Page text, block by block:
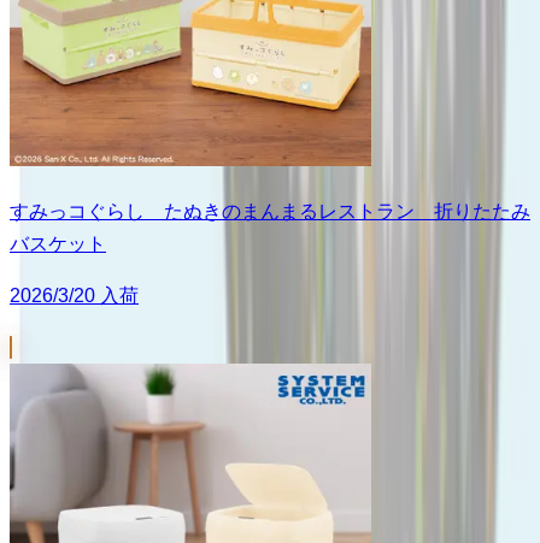
すみっコぐらし たぬきのまんまるレストラン 折りたたみ
バスケット
2026/3/20 入荷